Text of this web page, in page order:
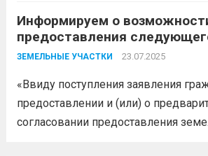
Информируем о
предоставления
участка
ЗЕМЕЛЬНЫЕ УЧАСТКИ 23.07.2025
«Ввиду поступления заявления
предоставлении и (или) о
согласовании предоставления